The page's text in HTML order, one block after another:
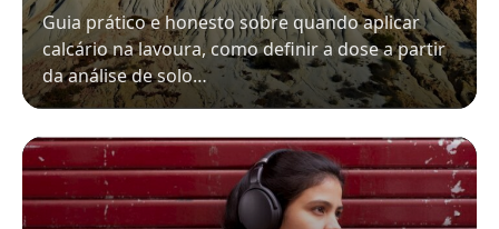
Guia prático e honesto sobre quando aplicar
calcário na lavoura, como definir a dose a partir
da análise de solo…